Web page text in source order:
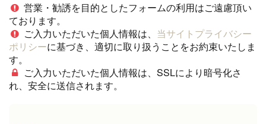
営業・勧誘を目的としたフォームの利用はご遠慮頂い
ております。
ご入力いただいた個人情報は、 当サイトプライバシー
ポリシーに基づき、適切に取り扱うことをお約束いたしま
す。
ご入力いただいた個人情報は、SSLにより暗号化さ
れ、安全に送信されます。